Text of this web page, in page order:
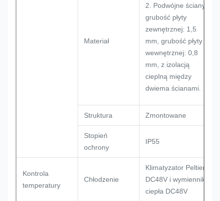
Materiał
2. Podwójne ściany,
grubość płyty
zewnętrznej: 1,5
mm, grubość płyty
wewnętrznej: 0,8
mm, z izolacją
cieplną między
dwiema ścianami.
Struktura Zmontowane
Stopień
ochrony
IP55
Kontrola
temperatury
Chłodzenie
Klimatyzator Peltiera
DC48V i wymiennik
ciepła DC48V